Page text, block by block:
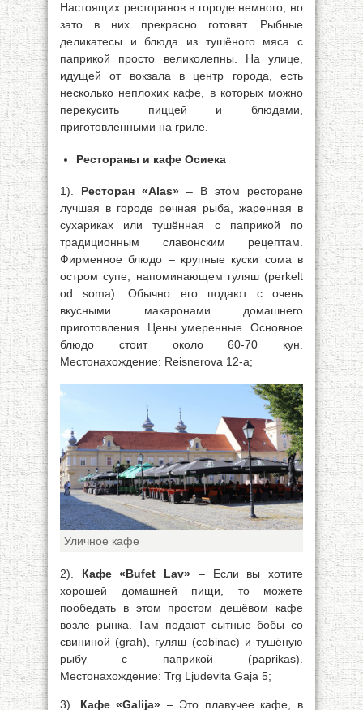
Настоящих ресторанов в городе немного, но
зато в них прекрасно готовят. Рыбные
деликатесы и блюда из тушёного мяса с
паприкой просто великолепны. На улице,
идущей от вокзала в центр города, есть
несколько неплохих кафе, в которых можно
перекусить пиццей и блюдами,
приготовленными на гриле.
Рестораны и кафе Осиека
1). Ресторан «Alas» – В этом ресторане
лучшая в городе речная рыба, жаренная в
сухариках или тушённая с паприкой по
традиционным славонским рецептам.
Фирменное блюдо – крупные куски сома в
остром супе, напоминающем гуляш (perkelt
od soma). Обычно его подают с очень
вкусными макаронами домашнего
приготовления. Цены умеренные. Основное
блюдо стоит около 60-70 кун.
Местонахождение: Reisnerova 12-а;
Уличное кафе
2). Кафе «Bufet Lav» – Если вы хотите
хорошей домашней пищи, то можете
пообедать в этом простом дешёвом кафе
возле рынка. Там подают сытные бобы со
свининой (grah), гуляш (cobinac) и тушёную
рыбу с паприкой (paprikas).
Местонахождение: Trg Ljudevita Gaja 5;
3). Кафе «Galija» – Это плавучее кафе, в